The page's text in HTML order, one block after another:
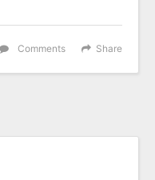
Share
Comments